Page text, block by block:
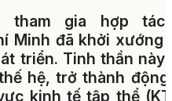
tham gia hợp
Minh đã khởi xướng
triển. Tinh thần này
hệ, trở thành
kinh tế tập thể